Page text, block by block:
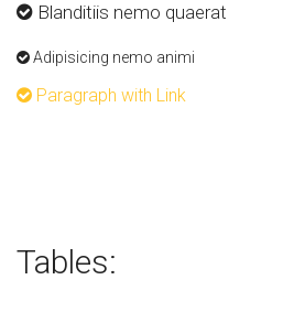
Blanditiis nemo quaerat
Adipisicing nemo animi
Paragraph with Link
Tables: